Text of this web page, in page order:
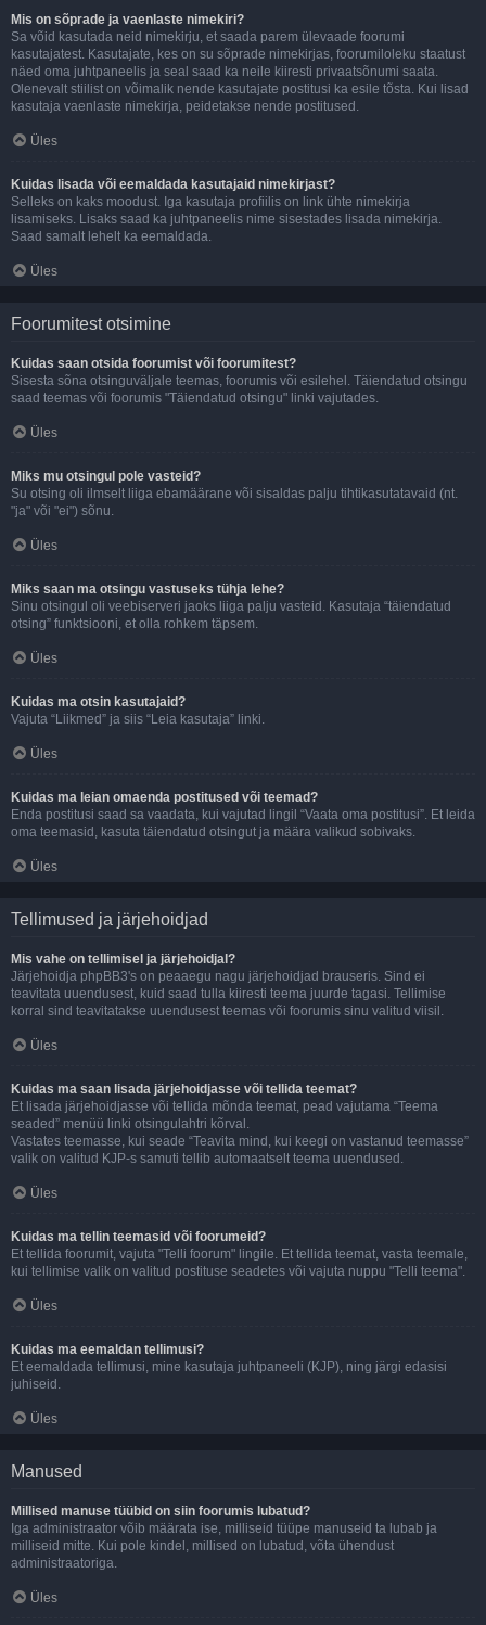
Mis on sõprade ja vaenlaste nimekiri?
Sa võid kasutada neid nimekirju, et saada parem ülevaade foorumi
kasutajatest. Kasutajate, kes on su sõprade nimekirjas, foorumiloleku staatust
näed oma juhtpaneelis ja seal saad ka neile kiiresti privaatsõnumi saata.
Olenevalt stiilist on võimalik nende kasutajate postitusi ka esile tõsta. Kui lisad
kasutaja vaenlaste nimekirja, peidetakse nende postitused.
Üles
Kuidas lisada või eemaldada kasutajaid nimekirjast?
Selleks on kaks moodust. Iga kasutaja profiilis on link ühte nimekirja
lisamiseks. Lisaks saad ka juhtpaneelis nime sisestades lisada nimekirja.
Saad samalt lehelt ka eemaldada.
Üles
Foorumitest otsimine
Kuidas saan otsida foorumist või foorumitest?
Sisesta sõna otsinguväljale teemas, foorumis või esilehel. Täiendatud otsingu
saad teemas või foorumis "Täiendatud otsingu" linki vajutades.
Üles
Miks mu otsingul pole vasteid?
Su otsing oli ilmselt liiga ebamäärane või sisaldas palju tihtikasutatavaid (nt.
"ja" või "ei") sõnu.
Üles
Miks saan ma otsingu vastuseks tühja lehe?
Sinu otsingul oli veebiserveri jaoks liiga palju vasteid. Kasutaja “täiendatud
otsing” funktsiooni, et olla rohkem täpsem.
Üles
Kuidas ma otsin kasutajaid?
Vajuta “Liikmed” ja siis “Leia kasutaja” linki.
Üles
Kuidas ma leian omaenda postitused või teemad?
Enda postitusi saad sa vaadata, kui vajutad lingil “Vaata oma postitusi”. Et leida
oma teemasid, kasuta täiendatud otsingut ja määra valikud sobivaks.
Üles
Tellimused ja järjehoidjad
Mis vahe on tellimisel ja järjehoidjal?
Järjehoidja phpBB3's on peaaegu nagu järjehoidjad brauseris. Sind ei
teavitata uuendusest, kuid saad tulla kiiresti teema juurde tagasi. Tellimise
korral sind teavitatakse uuendusest teemas või foorumis sinu valitud viisil.
Üles
Kuidas ma saan lisada järjehoidjasse või tellida teemat?
Et lisada järjehoidjasse või tellida mõnda teemat, pead vajutama “Teema
seaded” menüü linki otsingulahtri kõrval.
Vastates teemasse, kui seade “Teavita mind, kui keegi on vastanud teemasse”
valik on valitud KJP-s samuti tellib automaatselt teema uuendused.
Üles
Kuidas ma tellin teemasid või foorumeid?
Et tellida foorumit, vajuta "Telli foorum" lingile. Et tellida teemat, vasta teemale,
kui tellimise valik on valitud postituse seadetes või vajuta nuppu "Telli teema".
Üles
Kuidas ma eemaldan tellimusi?
Et eemaldada tellimusi, mine kasutaja juhtpaneeli (KJP), ning järgi edasisi
juhiseid.
Üles
Manused
Millised manuse tüübid on siin foorumis lubatud?
Iga administraator võib määrata ise, milliseid tüüpe manuseid ta lubab ja
milliseid mitte. Kui pole kindel, millised on lubatud, võta ühendust
administraatoriga.
Üles